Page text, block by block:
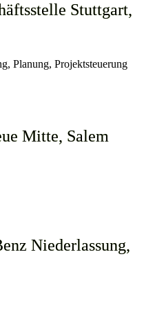
Stuttgart,
Planung, Projektsteuerung
Mitte, Salem
Niederlassung,